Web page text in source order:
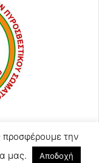
57
προσφέρουμε την
μας.
Αποδοχή